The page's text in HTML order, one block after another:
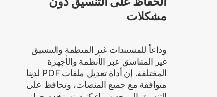
مشكلات
وداعاً للمستندات غير المنظمة والتنسيق
غير المتناسق عبر الأنظمة والأجهزة
المختلفة. إن أداة تعديل ملفات PDF لدينا
متوافقة مع جميع المنصات، وتحافظ على